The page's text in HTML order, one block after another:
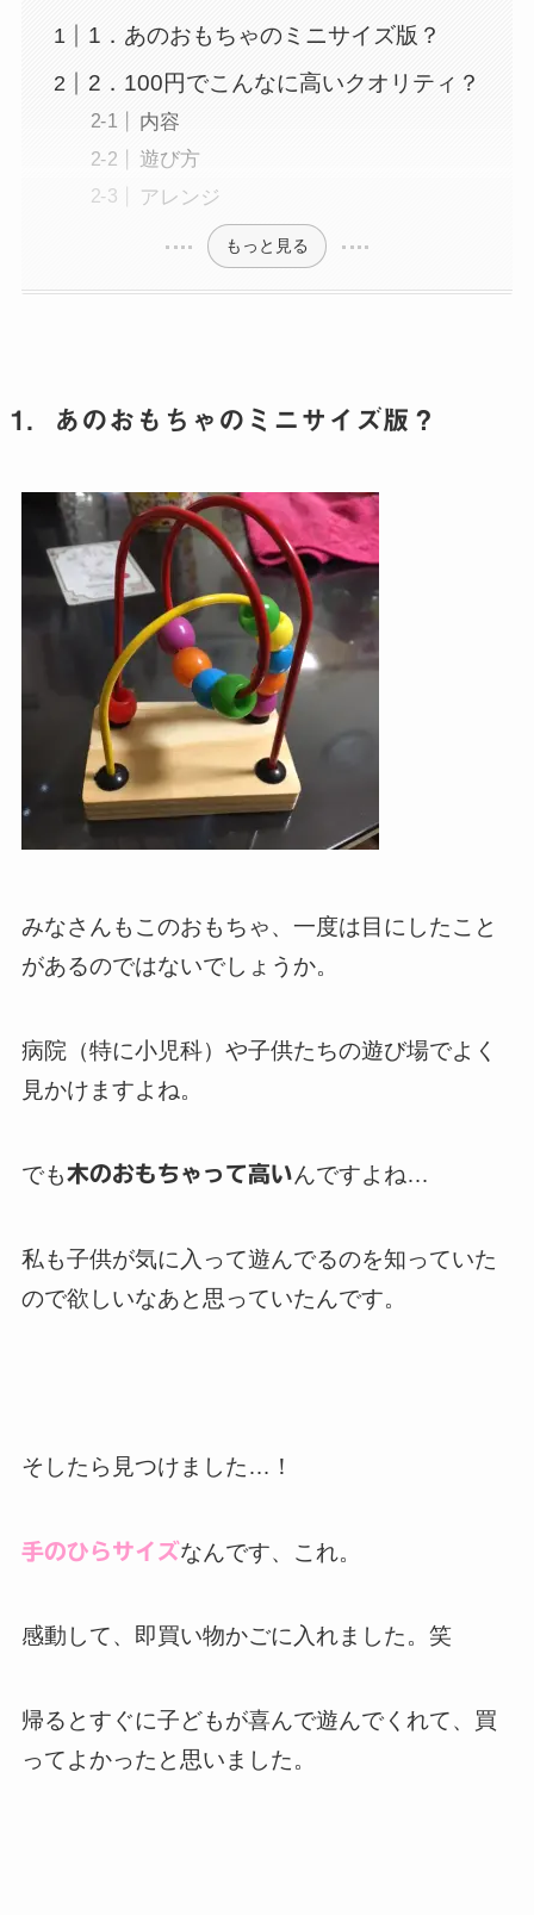
1．あのおもちゃのミニサイズ版？
2．100円でこんなに高いクオリティ？
内容
遊び方
アレンジ
もっと見る
1．あのおもちゃのミニサイズ版？
みなさんもこのおもちゃ、一度は目にしたこと
があるのではないでしょうか。
病院（特に小児科）や子供たちの遊び場でよく
見かけますよね。
でも木のおもちゃって高いんですよね…
私も子供が気に入って遊んでるのを知っていた
ので欲しいなあと思っていたんです。
そしたら見つけました…！
手のひらサイズなんです、これ。
感動して、即買い物かごに入れました。笑
帰るとすぐに子どもが喜んで遊んでくれて、買
ってよかったと思いました。